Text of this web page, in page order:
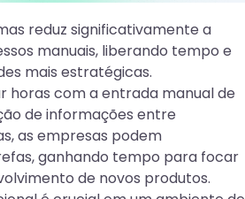
reduz significativamente a
manuais, liberando tempo e
mais estratégicas.
horas com a entrada manual de
de informações entre
as empresas podem
ganhando tempo para focar
de novos produtos.